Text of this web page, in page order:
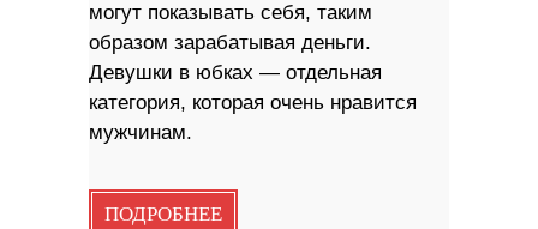
могут показывать себя, таким
образом зарабатывая деньги.
Девушки в юбках — отдельная
категория, которая очень нравится
мужчинам.
ПОДРОБНЕЕ